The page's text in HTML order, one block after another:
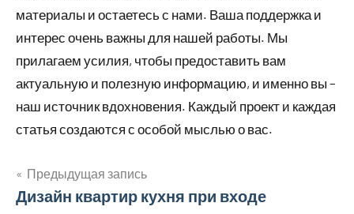
материалы и остаетесь с нами. Ваша поддержка и
интерес очень важны для нашей работы. Мы
прилагаем усилия, чтобы предоставить вам
актуальную и полезную информацию, и именно вы –
наш источник вдохновения. Каждый проект и каждая
статья создаются с особой мыслью о вас.
Навигация
Предыдущая запись
Дизайн квартир кухня при входе